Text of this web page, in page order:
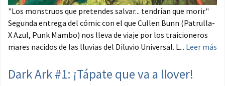
"Los monstruos que pretendes salvar... tendrían que morir"
Segunda entrega del cómic con el que Cullen Bunn (Patrulla-
X Azul, Punk Mambo) nos lleva de viaje por los traicioneros
mares nacidos de las lluvias del Diluvio Universal. L... Leer más
Dark Ark #1: ¡Tápate que va a llover!